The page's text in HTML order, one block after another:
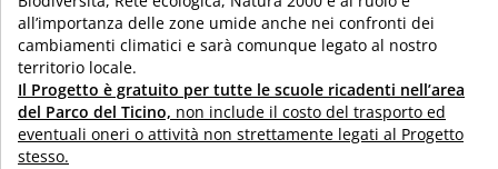
all’importanza delle zone umide anche nei confronti dei
cambiamenti climatici e sarà comunque legato al nostro
territorio locale.
Il Progetto è gratuito per tutte le scuole ricadenti nell’area
del Parco del Ticino, non include il costo del trasporto ed
eventuali oneri o attività non strettamente legati al Progetto
stesso.